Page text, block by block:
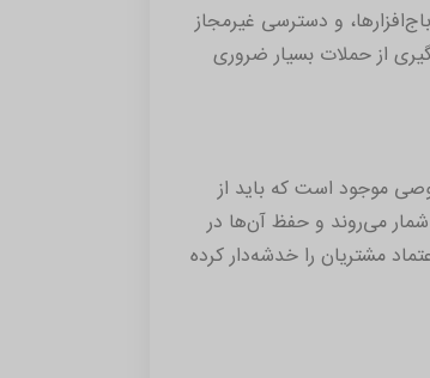
و دسترسی غیرمجاز
از حملات بسیار ضروری
موجود است که باید از
می‌روند و حفظ آن‌ها در
مشتریان را خدشه‌دار کرده